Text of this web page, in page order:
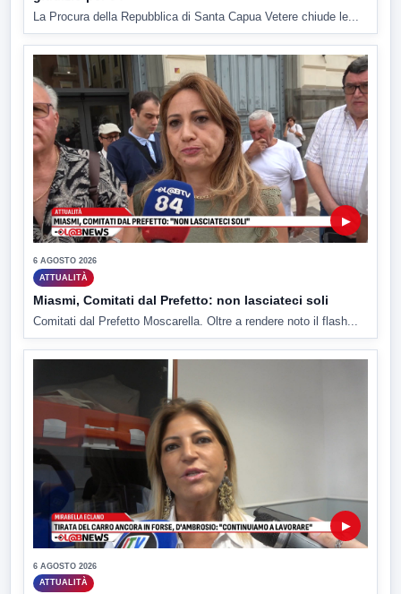
La Procura della Repubblica di Santa Capua Vetere chiude le...
▶
6 AGOSTO 2026
ATTUALITÀ
Miasmi, Comitati dal Prefetto: non lasciateci soli
Comitati dal Prefetto Moscarella. Oltre a rendere noto il flash...
▶
6 AGOSTO 2026
ATTUALITÀ